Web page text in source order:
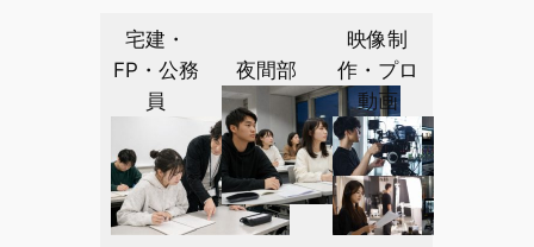
宅建・
FP・公務
員
夜間部
映像制
作・プロ
動画